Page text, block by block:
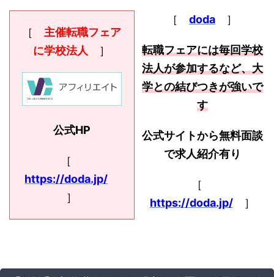
［主催転職フェア
に学校法人 ］
公式HP
［
https://doda.jp/
］
［doda ］
転職フェアには毎回学校
法人が参加するなど、大
学との結びつきが強いで
す
公式サイトから無料面談
で求人紹介有り
［
https://doda.jp/］